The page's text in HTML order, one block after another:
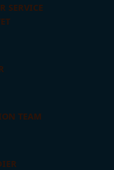
SERVICE
TEAM